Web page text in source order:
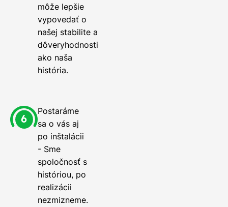
môže lepšie
vypovedať o
našej stabilite a
dôveryhodnosti
ako naša
história.
Postaráme
sa o vás aj
po inštalácii
- Sme
spoločnosť s
históriou, po
realizácii
nezmizneme.